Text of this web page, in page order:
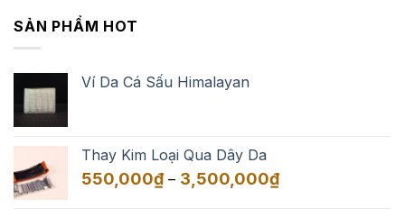
SẢN PHẨM HOT
Ví Da Cá Sấu Himalayan
Thay Kim Loại Qua Dây Da
550,000₫ – 3,500,000₫Khoảng